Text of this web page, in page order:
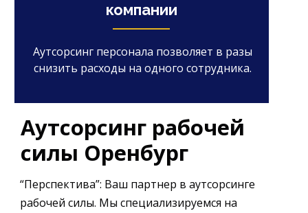
компании
Аутсорсинг персонала позволяет в разы
снизить расходы на одного сотрудника.
“Перспектива”: Ваш партнер в аутсорсинге
рабочей силы. Мы специализируемся на
Аутсорсинг рабочей
силы Оренбург